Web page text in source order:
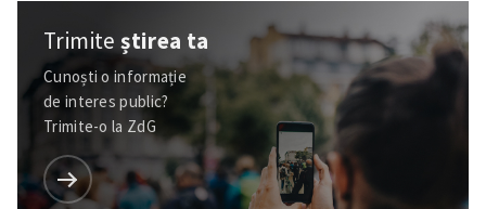
Trimiteștirea ta
Cunoști o informație
de interes public?
Trimite-o la ZdG